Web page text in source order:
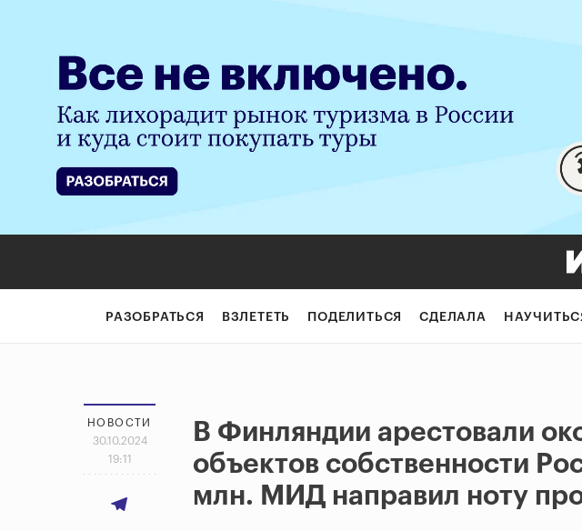
РАЗОБРАТЬСЯ ВЗЛЕТЕТЬ ПОДЕЛИТЬСЯ СДЕЛАЛА
НОВОСТИ
30.10.2024
19:11
В Финляндии арестовали
объектов собственности
млн. МИД направил ноту